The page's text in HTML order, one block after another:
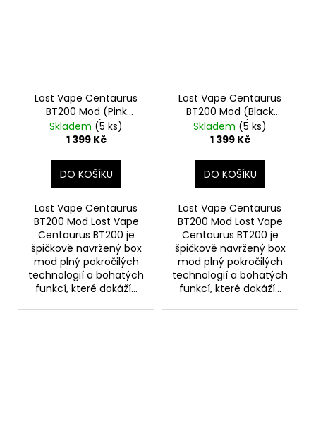
Lost Vape Centaurus
BT200 Mod (Pink
Purple)
Skladem (5 ks)
1 399 Kč
DO KOŠÍKU
Lost Vape Centaurus
BT200 Mod Lost Vape
Centaurus BT200 je
špičkově navržený box
mod plný pokročilých
technologií a bohatých
funkcí, které dokáží...
Lost Vape Centaurus
BT200 Mod (Black
Carbon)
Skladem (5 ks)
1 399 Kč
DO KOŠÍKU
Lost Vape Centaurus
BT200 Mod Lost Vape
Centaurus BT200 je
špičkově navržený box
mod plný pokročilých
technologií a bohatých
funkcí, které dokáží...